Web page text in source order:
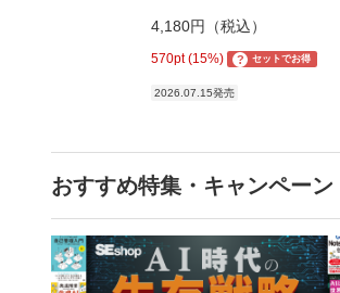
4,180円（税込）
570pt (15%) ? セットでお得
2026.07.15発売
おすすめ特集・キャンペーン